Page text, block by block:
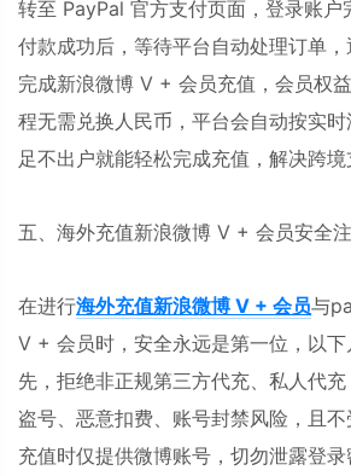
转至 PayPal 官方支付页面，登录账户
付款成功后，等待平台自动处理订单
完成新浪微博 V + 会员充值，会员权
程无需兑换人民币，平台会自动按实
足不出户就能轻松完成充值，解决跨境
五、海外充值新浪微博 V + 会员安全
在进行海外充值新浪微博 V + 会员与
V + 会员时，安全永远是第一位，以
先，拒绝非正规第三方代充、私人代
盗号、恶意扣费、账号封禁风险，且不
充值时仅提供微博账号，切勿泄露登